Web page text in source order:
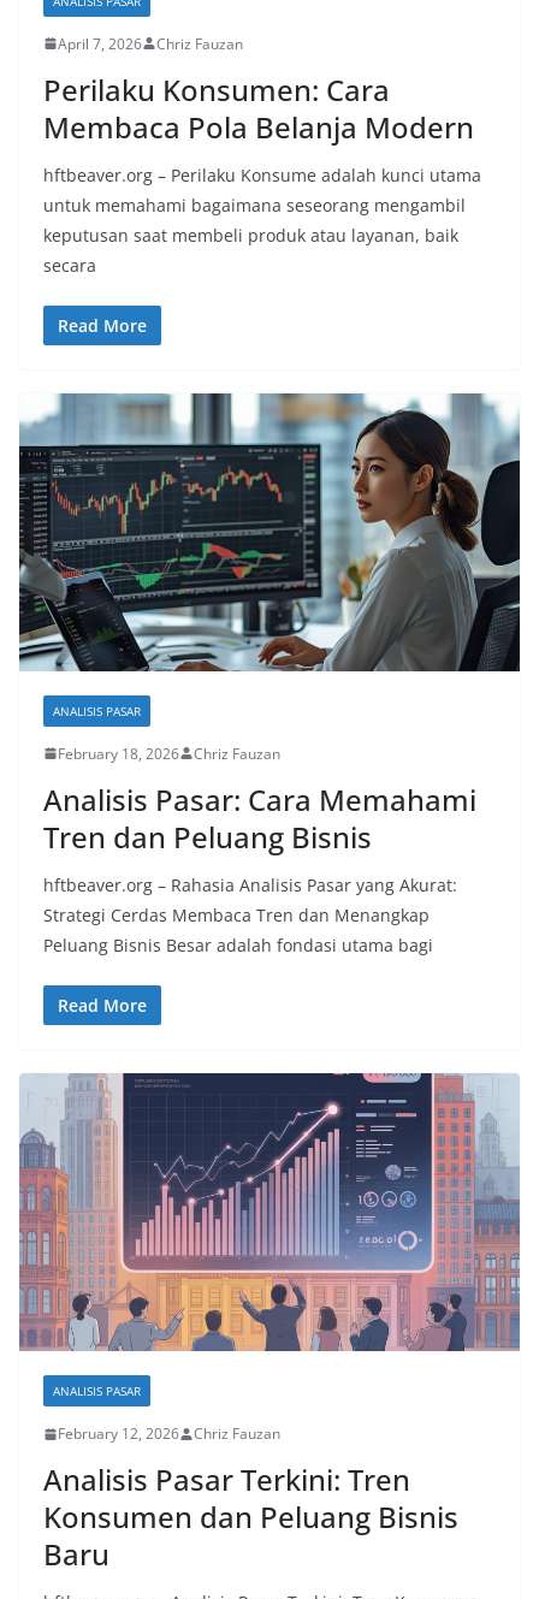
April 7, 2026 Chriz Fauzan
Perilaku Konsumen: Cara
Membaca Pola Belanja Modern
hftbeaver.org – Perilaku Konsume adalah kunci utama
untuk memahami bagaimana seseorang mengambil
keputusan saat membeli produk atau layanan, baik
secara
Read More
ANALISIS PASAR
February 18, 2026 Chriz Fauzan
Analisis Pasar: Cara Memahami
Tren dan Peluang Bisnis
hftbeaver.org – Rahasia Analisis Pasar yang Akurat:
Strategi Cerdas Membaca Tren dan Menangkap
Peluang Bisnis Besar adalah fondasi utama bagi
Read More
ANALISIS PASAR
February 12, 2026 Chriz Fauzan
Analisis Pasar Terkini: Tren
Konsumen dan Peluang Bisnis
Baru